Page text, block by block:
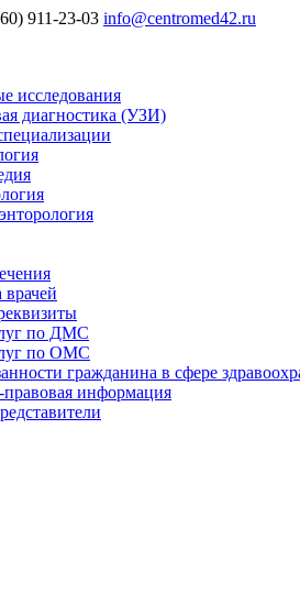
911-23-03 info@centromed42.ru
исследования
диагностика (УЗИ)
по ДМС
по ОМС
гражданина в сфере
информация